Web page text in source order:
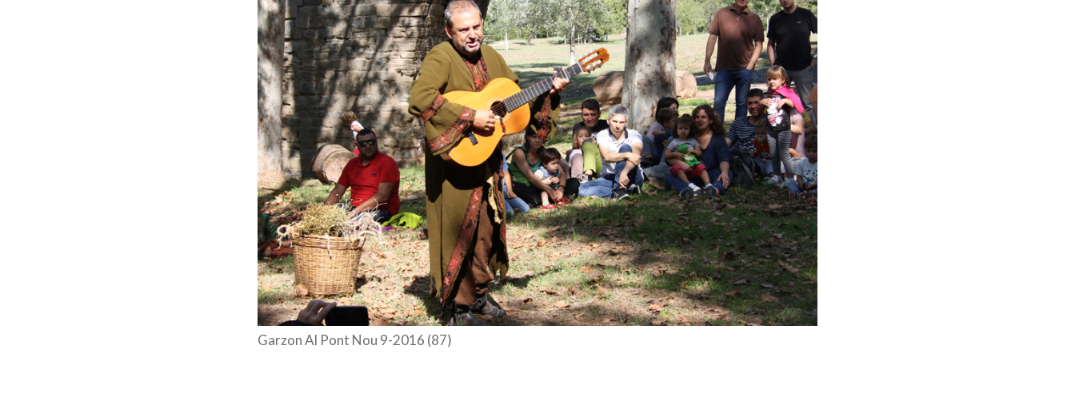
Garzon Al Pont Nou 9-2016 (87)